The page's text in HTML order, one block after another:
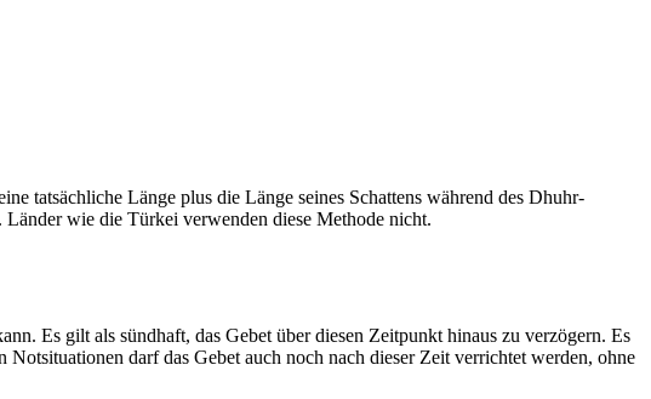
tatsächliche Länge plus die Länge seines Schattens während des Dhuhr-
wie die Türkei verwenden diese Methode nicht.
Es gilt als sündhaft, das Gebet über diesen Zeitpunkt hinaus zu verzögern. Es
darf das Gebet auch noch nach dieser Zeit verrichtet werden, ohne